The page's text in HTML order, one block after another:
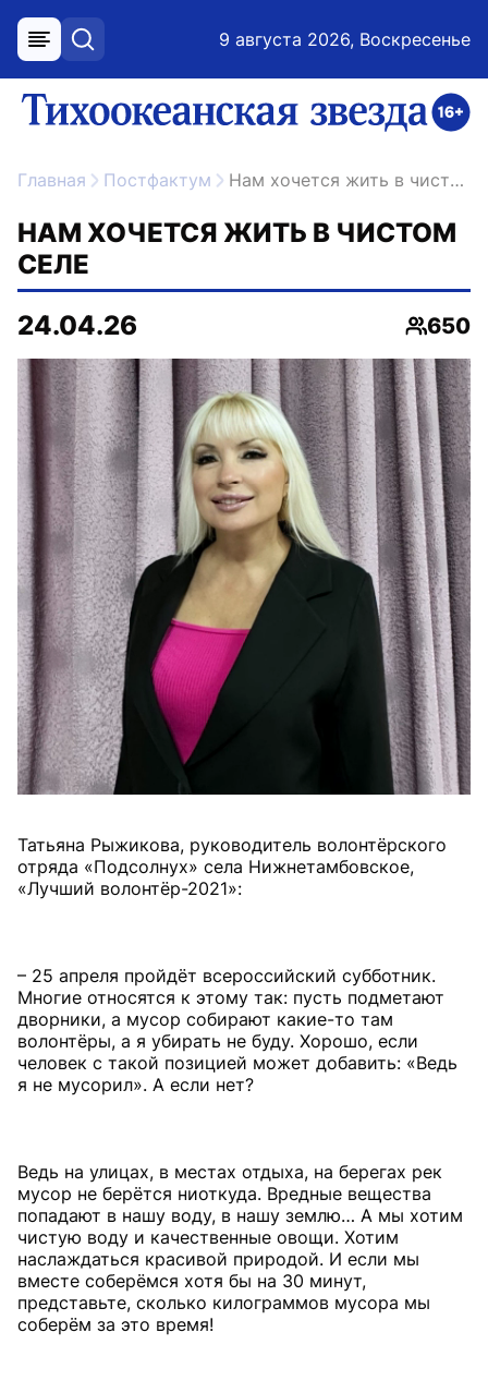
меню поиск 9 августа 2026, Воскресенье
ссылка на главную
Главная Постфактум Нам хочется жить в чистом селе
НАМ ХОЧЕТСЯ ЖИТЬ В ЧИСТОМ
СЕЛЕ
24.04.26
650
Татьяна Рыжикова, руководитель волонтёрского
отряда «Подсолнух» села Нижнетамбовское,
«Лучший волонтёр-2021»:
– 25 апреля пройдёт всероссийский субботник.
Многие относятся к этому так: пусть подметают
дворники, а мусор собирают какие-то там
волонтёры, а я убирать не буду. Хорошо, если
человек с такой позицией может добавить: «Ведь
я не мусорил». А если нет?
Ведь на улицах, в местах отдыха, на берегах рек
мусор не берётся ниоткуда. Вредные вещества
попадают в нашу воду, в нашу землю… А мы хотим
чистую воду и качественные овощи. Хотим
наслаждаться красивой природой. И если мы
вместе соберёмся хотя бы на 30 минут,
представьте, сколько килограммов мусора мы
соберём за это время!